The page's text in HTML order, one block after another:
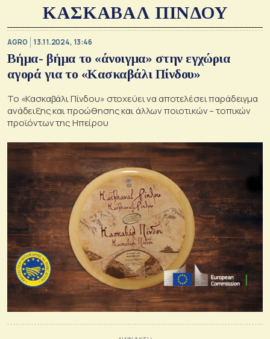
ΚΑΣΚΑΒΑΛ ΠΙΝΔΟΥ
AGRO 13.11.2024, 13:46
Βήμα- βήμα το «άνοιγμα» στην εγχώρια
αγορά για το «Κασκαβάλι Πίνδου»
Το «Κασκαβάλι Πίνδου» στοχεύει να αποτελέσει παράδειγμα
ανάδειξης και προώθησης και άλλων ποιοτικών – τοπικών
προϊόντων της Ηπείρου